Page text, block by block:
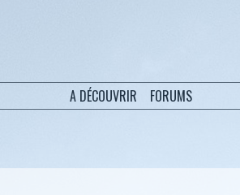
A DÉCOUVRIR FORUMS